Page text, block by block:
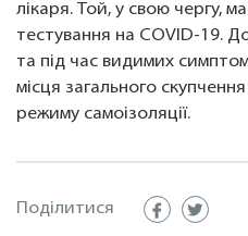
лікаря. Той, у свою чергу,
тестування на COVID-19.
та під час видимих
місця загального
режиму самоізоляції.
Поділитися